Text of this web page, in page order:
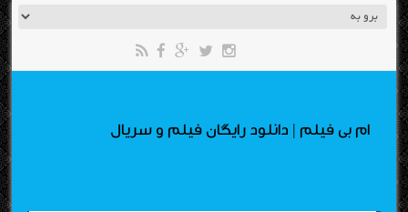
ام بی فیلم | دانلود رایگان فیلم و سریال